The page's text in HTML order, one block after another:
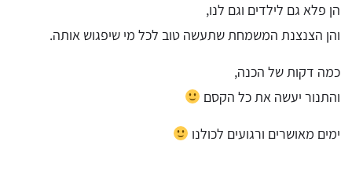
הן פלא גם לילדים וגם לנו,
והן הצנצנת המשמחת שתעשה טוב לכל מי שיפגוש אותה.
כמה דקות של הכנה,
והתנור יעשה את כל הקסם
ימים מאושרים ורגועים לכולנו